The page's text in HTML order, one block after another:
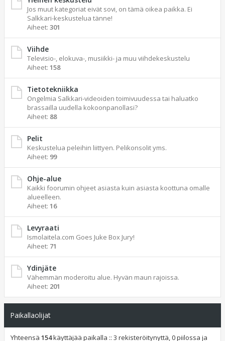
Jos muut kategoriat eivät sovi, on tämä oikea paikka. Ei
Salkkari-keskustelua tänne!
Aiheet: 301
Viihde
Televisio-, elokuva-, musiikki- ja muu viihdekeskustelu
Aiheet: 158
Tietotekniikka
Ongelmia Salkkari-videoiden toimivuudessa tai haluatko
brassailla uudella kokoonpanollasi?
Aiheet: 88
Pelit
Keskustelua peleihin liittyen. Pelikonsolit yms.
Aiheet: 99
Ohje-alue
Kaikki foorumin ohjeet asiasta kuin asiasta koottuna omalle
alueelleen.
Aiheet: 16
Levyraati
Ismolaitela.com Goes Juke Box Jury!
Aiheet: 71
Ydinjäte
Vähemmän moderoitu alue. Hyvän maun rajoissa.
Aiheet: 201
Paikallaolijat
Yhteensä 154käyttäjää paikalla :: 3 rekisteröitynyttä, 0 piilossa ja